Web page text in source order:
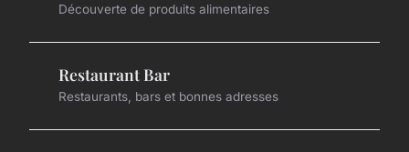
Découverte de produits alimentaires
Restaurant Bar
Restaurants, bars et bonnes adresses